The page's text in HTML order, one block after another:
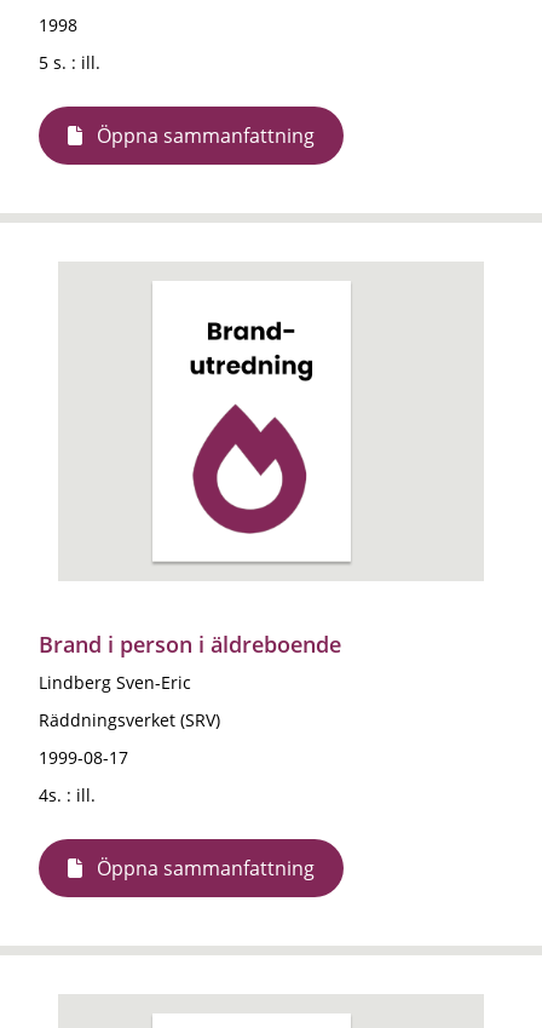
1998
5 s. : ill.
Öppna sammanfattning
Brand i person i äldreboende
Lindberg Sven-Eric
Räddningsverket (SRV)
1999-08-17
4s. : ill.
Öppna sammanfattning